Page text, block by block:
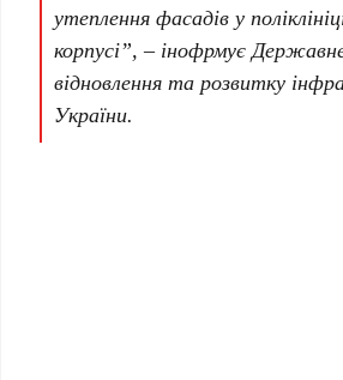
утеплення фасадів у
корпусі”, – інофрмуєДе
відновлення та розвитку
України.